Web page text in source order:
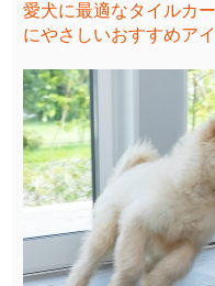
愛犬に最適なタイルカ
にやさしいおすすめア